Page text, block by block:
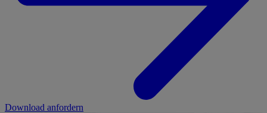
Download anfordern